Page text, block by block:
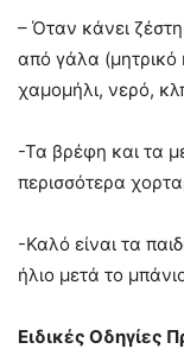
– Όταν κάνει
από γάλα
χαμομήλι, νερό,
-Τα βρέφη και τα
περισσότερα
-Καλό είναι τα
ήλιο μετά το
Ειδικές Οδηγίες